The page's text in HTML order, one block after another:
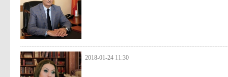
2018-01-24 11:30